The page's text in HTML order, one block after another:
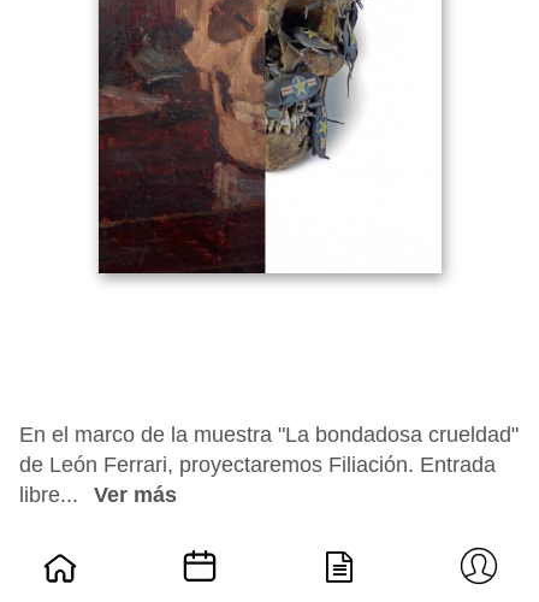
En el marco de la muestra "La bondadosa crueldad"
de León Ferrari, proyectaremos Filiación. Entrada
libre...
Ver más